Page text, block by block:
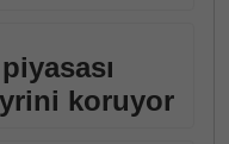
koruyor